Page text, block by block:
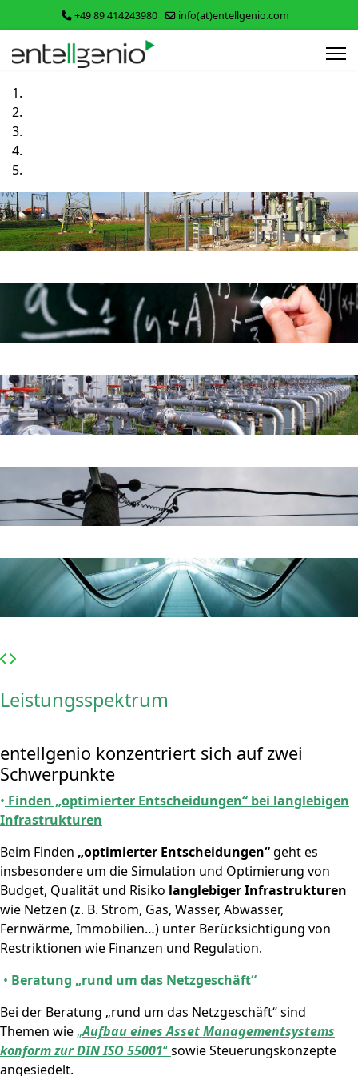
+49 89 414243980 info(at)entellgenio.com
Leistungsspektrum
entellgenio konzentriert sich auf zwei
Schwerpunkte
• Finden „optimierter Entscheidungen“ bei langlebigen
Infrastrukturen
Beim Finden „optimierter Entscheidungen“geht es
insbesondere um die Simulation und Optimierung von
Budget, Qualität und Risiko langlebiger Infrastrukturen
wie Netzen (z. B. Strom, Gas, Wasser, Abwasser,
Fernwärme, Immobilien…) unter Berücksichtigung von
Restriktionen wie Finanzen und Regulation.
• Beratung „rund um das Netzgeschäft“
Bei der Beratung „rund um das Netzgeschäft“ sind
Themen wie „Aufbau eines Asset Managementsystems
konform zur DIN ISO 55001“sowie Steuerungskonzepte
angesiedelt.